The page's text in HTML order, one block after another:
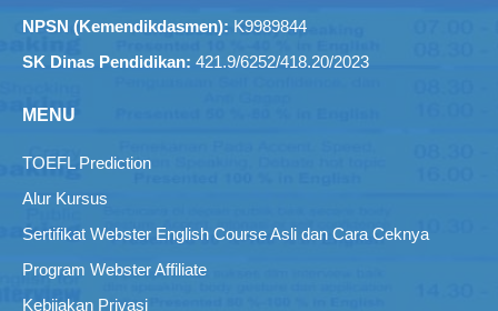
NPSN (Kemendikdasmen): K9989844
SK Dinas Pendidikan: 421.9/6252/418.20/2023
MENU
TOEFL Prediction
Alur Kursus
Sertifikat Webster English Course Asli dan Cara Ceknya
Program Webster Affiliate
Kebijakan Privasi